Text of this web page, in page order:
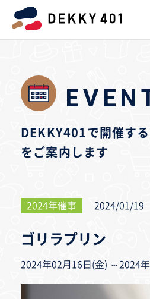
DEKKY401で開催す
をご案内します
2024年催事 2024/01/19
ゴリラプリン
2024年02月16日(金) ～2024